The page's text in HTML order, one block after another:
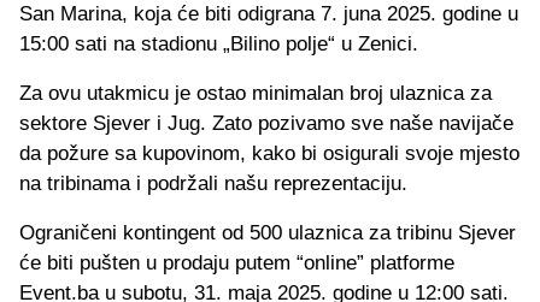
San Marina, koja će biti odigrana 7. juna 2025. godine u
15:00 sati na stadionu „Bilino polje“ u Zenici.
Za ovu utakmicu je ostao minimalan broj ulaznica za
sektore Sjever i Jug. Zato pozivamo sve naše navijače
da požure sa kupovinom, kako bi osigurali svoje mjesto
na tribinama i podržali našu reprezentaciju.
Ograničeni kontingent od 500 ulaznica za tribinu Sjever
će biti pušten u prodaju putem “online” platforme
Event.ba u subotu, 31. maja 2025. godine u 12:00 sati.